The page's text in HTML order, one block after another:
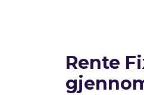
Rente